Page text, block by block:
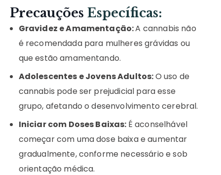
Precauções Específicas:
Gravidez e Amamentação:A cannabis não
é recomendada para mulheres grávidas ou
que estão amamentando.
Adolescentes e Jovens Adultos:O uso de
cannabis pode ser prejudicial para esse
grupo, afetando o desenvolvimento cerebral.
Iniciar com Doses Baixas: É aconselhável
começar com uma dose baixa e aumentar
gradualmente, conforme necessário e sob
orientação médica.